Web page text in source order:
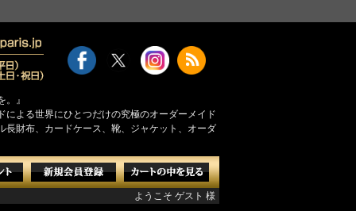
。』
よる世界にひとつだけの究極のオーダーメイド
長財布、カードケース、靴、ジャケット、オーダ
ようこそ ゲスト 様